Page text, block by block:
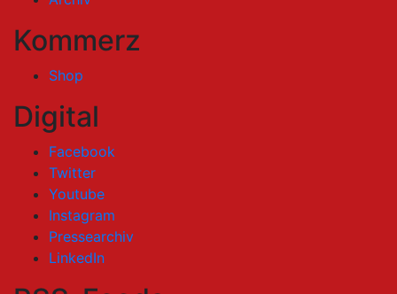
Kommerz
Shop
Digital
Facebook
Twitter
Youtube
Instagram
Pressearchiv
LinkedIn